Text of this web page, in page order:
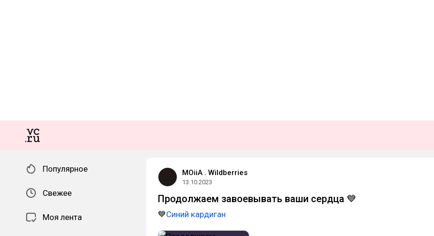
Популярное
Свежее
Моя лента
MOiiA . Wildberries
13.10.2023
Продолжаем завоевывать ваши сердца 💙
💙Синий кардиган